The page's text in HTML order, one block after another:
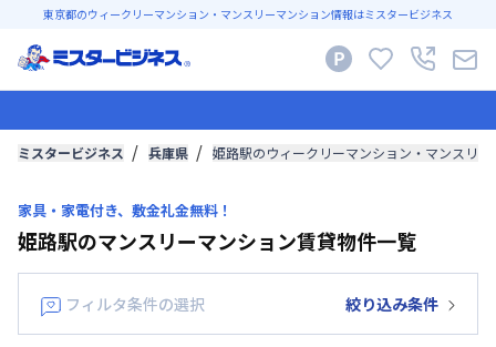
東京都のウィークリーマンション・マンスリーマンション情報はミスタービジネス
ミスタービジネス 兵庫県 姫路駅のウィークリーマンション・マンスリ
家具・家電付き、敷金礼金無料！
姫路駅のマンスリーマンション賃貸物件一覧
フィルタ条件の選択 絞り込み条件